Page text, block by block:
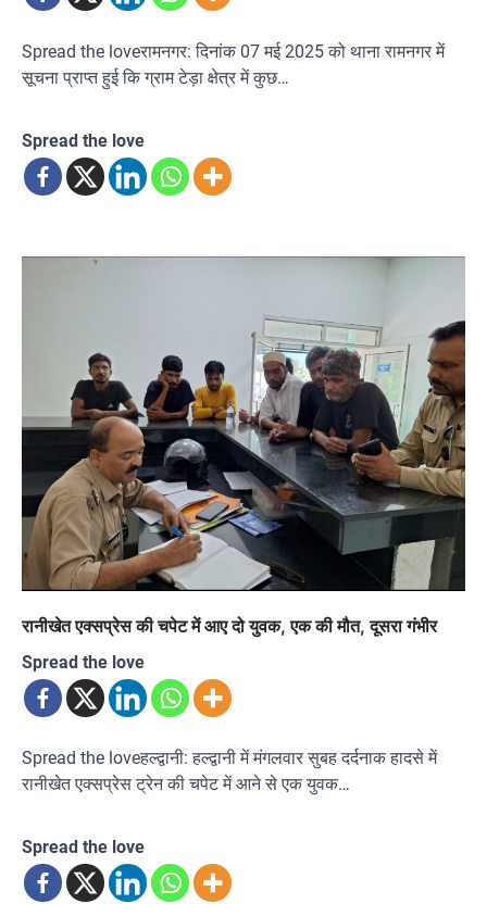
Spread the loveरामनगर: दिनांक 07 मई 2025 को थाना रामनगर में
सूचना प्राप्त हुई कि ग्राम टेड़ा क्षेत्र में कुछ…
Spread the love
रानीखेत एक्सप्रेस की चपेट में आए दो युवक, एक की मौत, दूसरा गंभीर
Spread the love
Spread the loveहल्द्वानी: हल्द्वानी में मंगलवार सुबह दर्दनाक हादसे में
रानीखेत एक्सप्रेस ट्रेन की चपेट में आने से एक युवक…
Spread the love